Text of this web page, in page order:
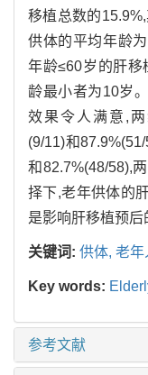
移植总数的
供体的平均年龄
年龄≤60岁的肝移
龄最小者为10岁
效果令人满意,
(9/11)和
和82.7%(48/58),
择下,老年供体的
是影响肝移植预后
关键词: 供体, 老年
Key words:
参考文献